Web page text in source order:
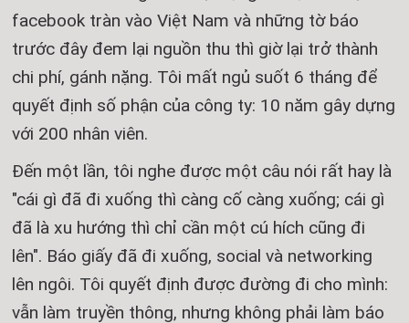
facebook tràn vào Việt Nam và những tờ báo
trước đây đem lại nguồn thu thì giờ lại trở thành
chi phí, gánh nặng. Tôi mất ngủ suốt 6 tháng để
quyết định số phận của công ty: 10 năm gây dựng
với 200 nhân viên.
Đến một lần, tôi nghe được một câu nói rất hay là
"cái gì đã đi xuống thì càng cố càng xuống; cái gì
đã là xu hướng thì chỉ cần một cú hích cũng đi
lên". Báo giấy đã đi xuống, social và networking
lên ngôi. Tôi quyết định được đường đi cho mình:
vẫn làm truyền thông, nhưng không phải làm báo